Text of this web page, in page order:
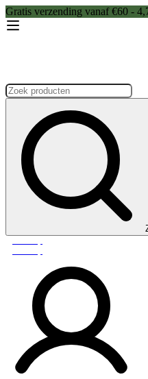
Gratis verzending vanaf €60 -
Zoeken: